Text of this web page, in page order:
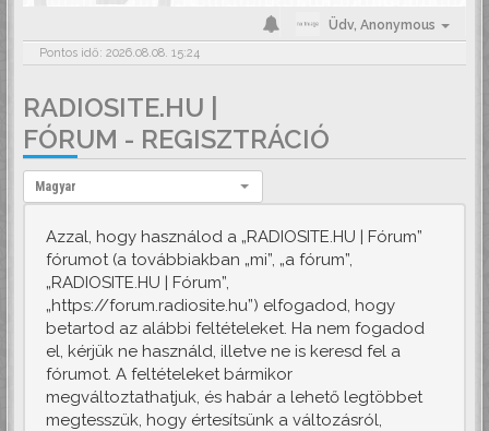
Üdv, Anonymous
Pontos idő: 2026.08.08. 15:24
RADIOSITE.HU |
FÓRUM - REGISZTRÁCIÓ
Nyelv:
Magyar
Azzal, hogy használod a „RADIOSITE.HU | Fórum”
fórumot (a továbbiakban „mi”, „a fórum”,
„RADIOSITE.HU | Fórum”,
„https://forum.radiosite.hu”) elfogadod, hogy
betartod az alábbi feltételeket. Ha nem fogadod
el, kérjük ne használd, illetve ne is keresd fel a
fórumot. A feltételeket bármikor
megváltoztathatjuk, és habár a lehető legtöbbet
megtesszük, hogy értesítsünk a változásról,